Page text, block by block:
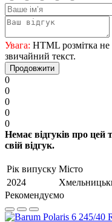
Увага: HTML розмітка не
звичайний текст.
Продовжити
0
0
0
0
0
Немає відгуків про
свій відгук.
Рік випуску Місто
2024
Рекомендуємо